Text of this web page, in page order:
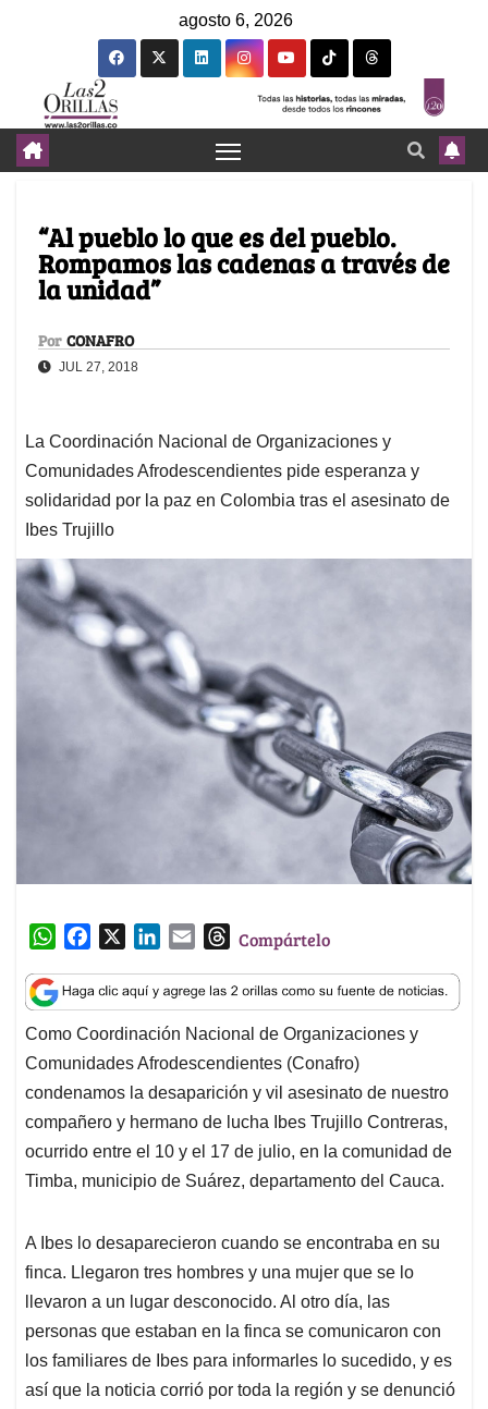
agosto 6, 2026
“Al pueblo lo que es del pueblo.
Rompamos las cadenas a través de
la unidad”
Por CONAFRO
JUL 27, 2018
La Coordinación Nacional de Organizaciones y
Comunidades Afrodescendientes pide esperanza y
solidaridad por la paz en Colombia tras el asesinato de
Ibes Trujillo
W
a
t
s
A
p
p
c
e
b
o
o
k
n
k
e
d
I
n
a
i
l
T
r
e
a
d
s
Compártelo
Como Coordinación Nacional de Organizaciones y
Comunidades Afrodescendientes (Conafro)
condenamos la desaparición y vil asesinato de nuestro
compañero y hermano de lucha Ibes Trujillo Contreras,
ocurrido entre el 10 y el 17 de julio, en la comunidad de
Timba, municipio de Suárez, departamento del Cauca.
A Ibes lo desaparecieron cuando se encontraba en su
finca. Llegaron tres hombres y una mujer que se lo
llevaron a un lugar desconocido. Al otro día, las
personas que estaban en la finca se comunicaron con
los familiares de Ibes para informarles lo sucedido, y es
así que la noticia corrió por toda la región y se denunció